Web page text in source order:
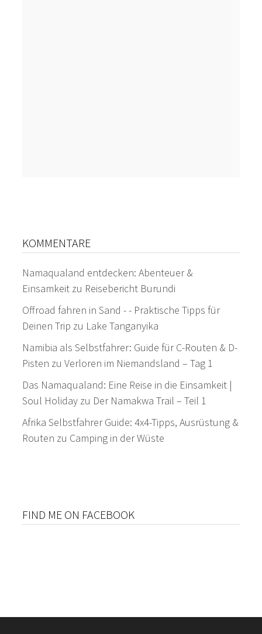
KOMMENTARE
Namaqualand entdecken: Abenteuer &
Einsamkeit zu Reisebericht Burundi
Offroad fahren in Sand - - Praktische Tipps für
Deinen Trip zu Lake Tanganyika
Namibia als Selbstfahrer: Guide für C-Routen & D-
Pisten zuVerloren im Niemandsland – Tag 1
Das Namaqualand: Eine Reise in die Einsamkeit |
Soul Holiday zu Der Namakwa Trail – Teil 1
Afrika Selbstfahrer Guide: 4x4-Tipps, Ausrüstung &
Routen zu Camping in der Wüste
FIND ME ON FACEBOOK